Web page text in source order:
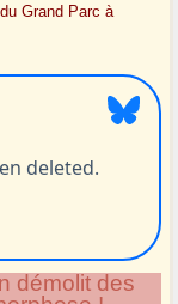
Grand Parc à
démolit des